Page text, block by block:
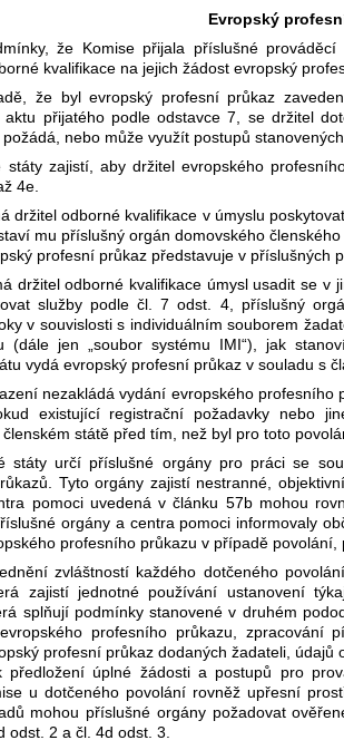
Evropský
že Komise přijala příslušné prováděcí
kvalifikace na jejich žádost evropský
že byl evropský profesní průkaz
aktu přijatého podle odstavce 7, se držitel
nebo může využít postupů
zajistí, aby držitel evropského
4e.
držitel odborné kvalifikace v úmyslu
mu příslušný orgán domovského
profesní průkaz představuje v příslušných
držitel odborné kvalifikace úmysl usadit se v
služby podle čl. 7 odst. 4, příslušný
v souvislosti s individuálním souborem
(dále jen „soubor systému IMI“), jak
vydá evropský profesní průkaz v souladu s
nezakládá vydání evropského
existující registrační požadavky nebo
členském státě před tím, než byl pro toto
určí příslušné orgány pro práci se
Tyto orgány zajistí nestranné,
pomoci uvedená v článku 57b mohou
orgány a centra pomoci informovaly
profesního průkazu v případě povolání,
zvláštností každého dotčeného
zajistí jednotné používání ustanovení
splňují podmínky stanovené v druhém
profesního průkazu, zpracování
profesní průkaz dodaných žadateli,
předložení úplné žádosti a postupů pro
u dotčeného povolání rovněž upřesní
mohou příslušné orgány požadovat
odst. 2 a čl. 4d odst. 3.